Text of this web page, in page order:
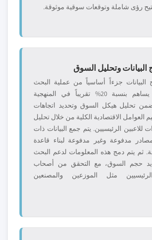
رؤى شاملة وتوقعات سوقية موثوقة.
البيانات جزءاً أساسياً من عملية البحث
لدينا، حيث يساهم بنسبة 20% تقريباً في المنهجية
تحليل هيكل السوق وتحديد اتجاهات
العوامل الاقتصادية الكلية من خلال تحليل
للاعبين الرئيسيين. يتم جمع البيانات ذات
مدفوعة وغير مدفوعة لبناء قاعدة
ثم يتم دمج هذه المعلومات لدعم البحث
حجم السوق، مع التحقق من أصحاب
مثل الموزعين والمصنعين